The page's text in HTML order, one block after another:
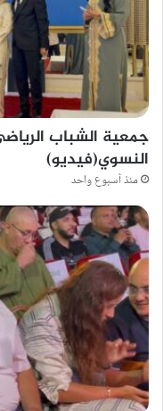
جمعية الشباب
النسوي(فيديو)
منذ أسبوع واحد